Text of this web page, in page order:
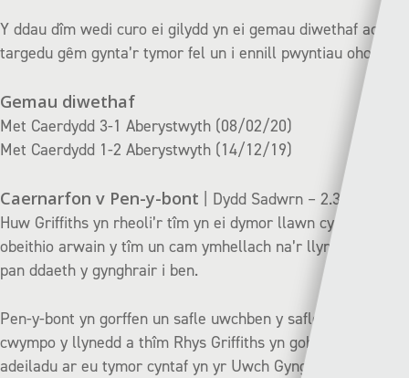
Y ddau dîm wedi curo ei gilydd yn ei gemau diwethaf ac yn
targedu gêm gynta’r tymor fel un i ennill pwyntiau ohoni.
Gemau diwethaf
Met Caerdydd 3-1 Aberystwyth (08/02/20)
Met Caerdydd 1-2 Aberystwyth (14/12/19)
Caernarfon v Pen-y-bont | Dydd Sadwrn – 2.30
Huw Griffiths yn rheoli’r tîm yn ei dymor llawn cyntaf gan
obeithio arwain y tîm un cam ymhellach na’r llynedd – 5ed
pan ddaeth y gynghrair i ben.
Pen-y-bont yn gorffen un safle uwchben y safleoedd
cwympo y llynedd a thîm Rhys Griffiths yn gobeithio
adeiladu ar eu tymor cyntaf yn yr Uwch Gynghrair.